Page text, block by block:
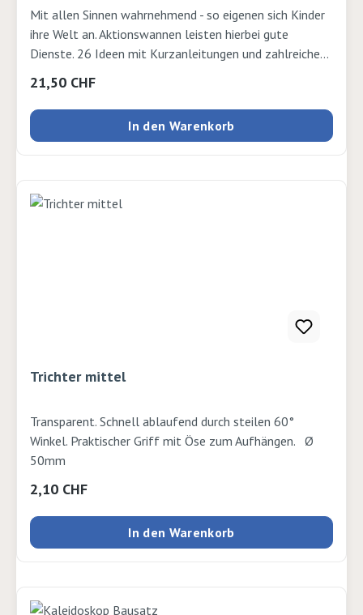
Mit allen Sinnen wahrnehmend - so eigenen sich Kinder
ihre Welt an. Aktionswannen leisten hierbei gute
Dienste. 26 Ideen mit Kurzanleitungen und zahlreichen
Materialien in einer großen Fülle in der Praxis leicht
umsetzen lässt. Autor: Jutta Bläsius Verlag: Herder
Seiten: 64 Ausgabe: Kartonierter EinbandISBN:
Regulärer Preis:
21,50 CHF
In den Warenkorb
Trichter mittel
Transparent. Schnell ablaufend durch steilen 60°
Winkel. Praktischer Griff mit Öse zum Aufhängen. Ø
50mm
Regulärer Preis:
2,10 CHF
In den Warenkorb